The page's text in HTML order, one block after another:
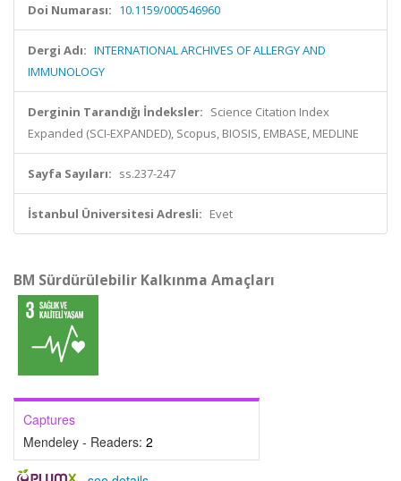
Doi Numarası: 10.1159/000546960
Dergi Adı: INTERNATIONAL ARCHIVES OF ALLERGY AND
IMMUNOLOGY
Derginin Tarandığı İndeksler: Science Citation Index
Expanded (SCI-EXPANDED), Scopus, BIOSIS, EMBASE, MEDLINE
Sayfa Sayıları: ss.237-247
İstanbul Üniversitesi Adresli: Evet
BM Sürdürülebilir Kalkınma Amaçları
Captures
Mendeley - Readers: 2